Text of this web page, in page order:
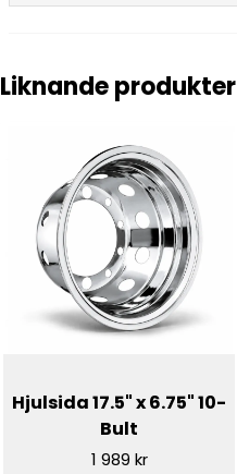
Namn
email
E-postadress
Liknande produkter
Hjulsida 17.5" x 6.75" 10-
Bult
1 989 kr